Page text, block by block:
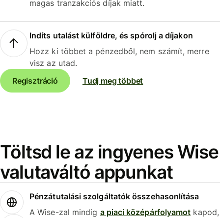
magas tranzakciós díjak miatt.
Indíts utalást külföldre, és spórolj a díjakon
Hozz ki többet a pénzedből, nem számít, merre
visz az utad.
Regisztráció
Tudj meg többet
Töltsd le az ingyenes Wise
valutaváltó appunkat
Pénzátutalási szolgáltatók összehasonlítása
A Wise-zal mindig a piaci középárfolyamot kapod,